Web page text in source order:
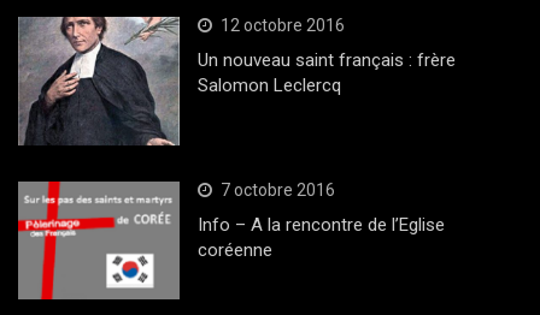
12 octobre 2016
Un nouveau saint français : frère
Salomon Leclercq
7 octobre 2016
Info – A la rencontre de l’Eglise
coréenne